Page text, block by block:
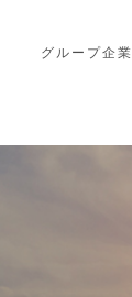
グループ企業